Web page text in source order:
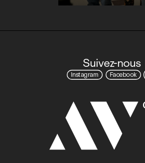
Suivez-nous
Instagram Facebook